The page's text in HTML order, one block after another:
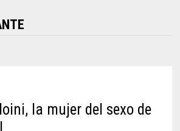
la mujer del sexo de